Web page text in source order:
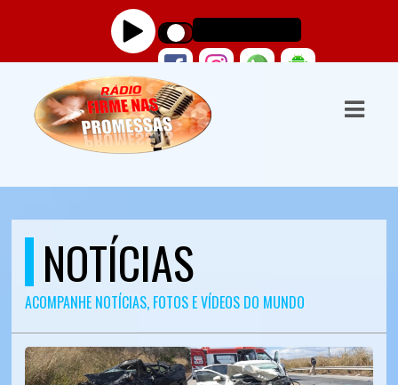
NOTÍCIAS
ACOMPANHE NOTÍCIAS, FOTOS E VÍDEOS DO MUNDO